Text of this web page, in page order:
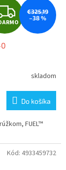
Z
A
R
M
€325,19
–38 %
skladom
Do košíka
FUEL™
Kód: 4933459732